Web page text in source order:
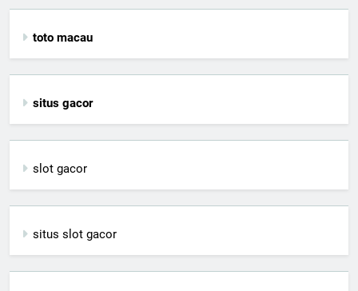
toto macau
situs gacor
slot gacor
situs slot gacor